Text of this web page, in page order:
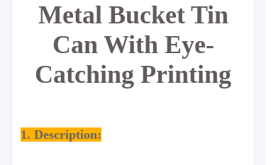
Metal Bucket Tin
Can With Eye-
Catching Printing
1. Description: